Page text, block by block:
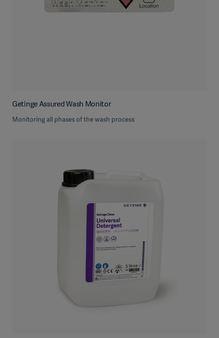
Getinge Assured Wash Monitor
Monitoring all phases of the wash process